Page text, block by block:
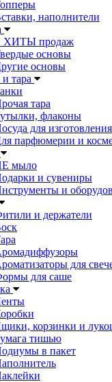
наполнители
ХИТЫ продаж
основы
основы
тара
тара
флаконы
для изготовления
парфюмерии и
мыло
и сувениры
и
и держатели
для
для саше
корзинки и
тишью
в пакет